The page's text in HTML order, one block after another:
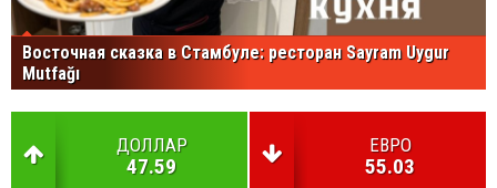
Восточная сказка в Стамбуле: ресторан Sayram Uygur
Mutfağı
ДОЛЛАР
47.59
ЕВРО
55.03